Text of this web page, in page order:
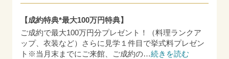
【成約特典*最大100万円特典】
ご成約で最大100万円分プレゼント！（料理ランクア
ップ、衣装など）さらに見学１件目で挙式料プレゼン
ト※当月末までにご来館、ご成約の…続きを読む